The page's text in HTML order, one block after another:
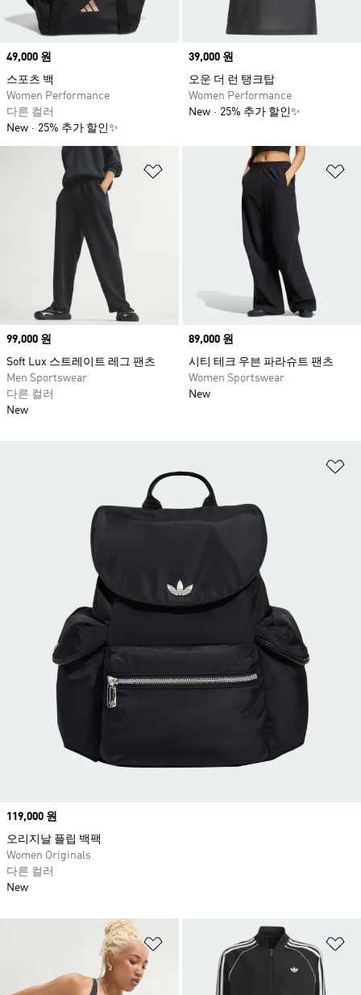
Price
49,000 원
스포츠 백
Women Performance
다른 컬러
New
25% 추가 할인✨
Price
39,000 원
오운 더 런 탱크탑
Women Performance
New
25% 추가 할인✨
위시리스트 담기
Price
99,000 원
Soft Lux 스트레이트 레그 팬츠
Men Sportswear
다른 컬러
New
Price
89,000 원
시티 테크 우븐 파라슈트 팬츠
Women Sportswear
New
위시리스트 담기
Price
119,000 원
오리지날 플립 백팩
Women Originals
다른 컬러
New